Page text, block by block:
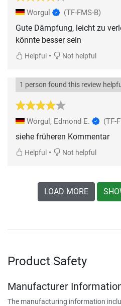
Worgul (TF-FMS-B)
Gute Dämpfung, leicht zu
könnte besser sein
Helpful • Not helpful
1 person found this review
Worgul, Edmond E. (TF-
siehe früheren Kommentar
Helpful • Not helpful
LOAD MORE
Product Safety
Manufacturer
The manufacturing information